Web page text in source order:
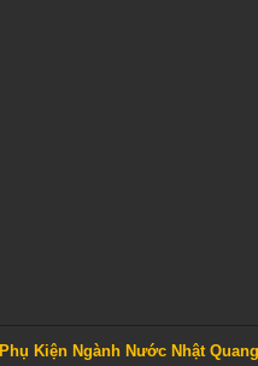
Phụ Kiện Ngành Nước Nhật Quang